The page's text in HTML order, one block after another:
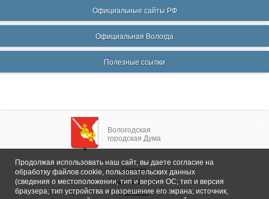
Официальные сайты РФ
Официальная Вологда
Полезные ссылки
Вологодская
городская Дума
Главная
Общие сведения
Депутаты
Продолжая использовать наш сайт, вы даете согласие на
обработку файлов cookie, пользовательских данных
(сведения о местоположении; тип и версия ОС; тип и версия
браузера; тип устройства и разрешение его экрана; источник,